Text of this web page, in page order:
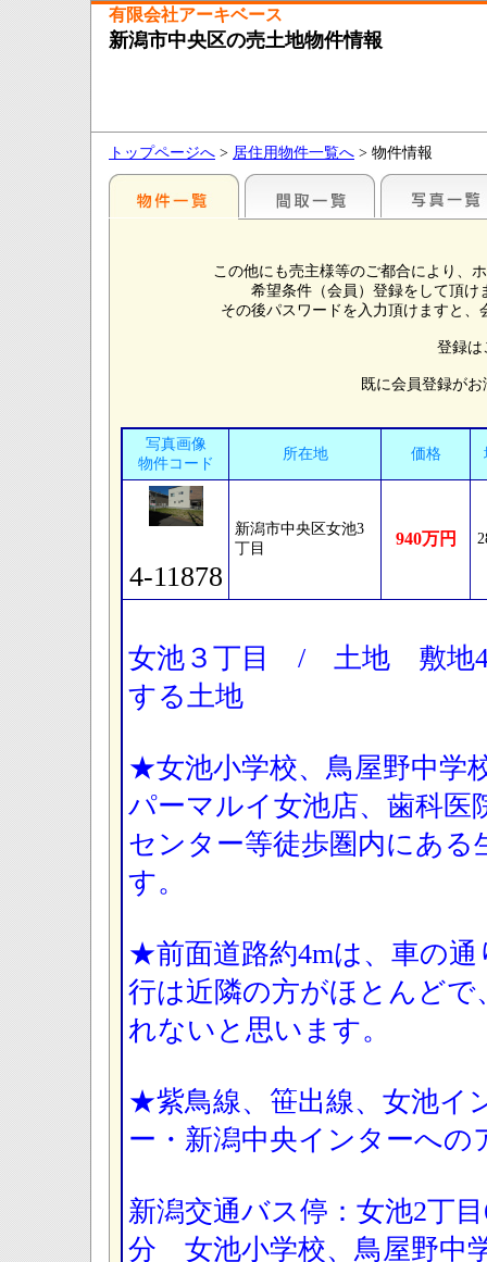
有限会社アーキベース
新潟市中央区の売土地物件情報
トップページへ > 居住用物件一覧へ > 物件情報
この他にも売主様等のご都合により、
希望条件（会員）登録をして頂
その後パスワードを入力頂けますと
登録
既に会員登録が
写真画像
物件コード
所在地 価格
4-11878
新潟市中央区女池3
丁目
940万円
女池３丁目 / 土地 敷地
する土地
★女池小学校、鳥屋野中学
パーマルイ女池店、歯科医
センター等徒歩圏内にある
す。
★前面道路約4mは、車の
行は近隣の方がほとんど
れないと思います。
★紫鳥線、笹出線、女池イ
ー・新潟中央インターへ
新潟交通バス停：女池2丁
分 女池小学校、鳥屋野中